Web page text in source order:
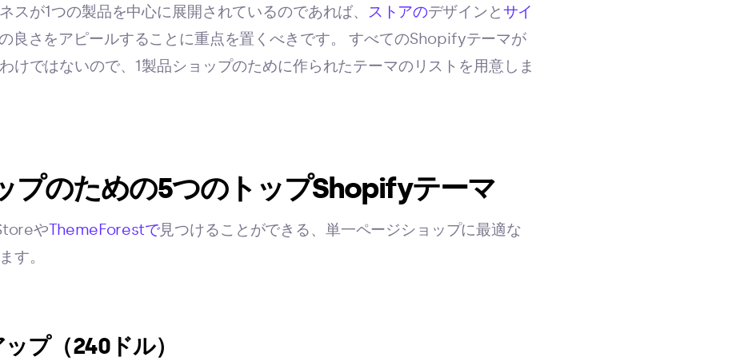
スが1つの製品を中心に展開されているのであれば、 ストアのデザインとサイ
良さをアピールすることに重点を置くべきです。 すべてのShopifyテーマが
けではないので、1製品ショップのために作られたテーマのリストを用意しま
プのための5つのトップShopifyテーマ
やThemeForestで見つけることができる、単一ページショップに最適な
す。
プ（240ドル）